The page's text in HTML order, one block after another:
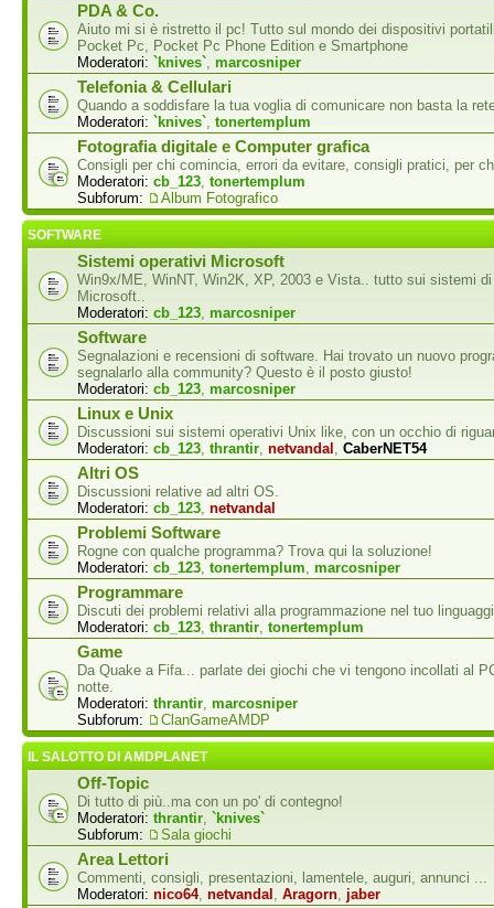
PDA & Co.
Aiuto mi si è ristretto il pc! Tutto sul mondo dei dispositivi
Pocket Pc, Pocket Pc Phone Edition e Smartphone
Moderatori: `knives`, marcosniper
Telefonia & Cellulari
Quando a soddisfare la tua voglia di comunicare non basta la
Moderatori: `knives`, tonertemplum
Fotografia digitale e Computer grafica
Consigli per chi comincia, errori da evitare, consigli pratici, per
Moderatori: cb_123, tonertemplum
Subforum:
Album Fotografico
SOFTWARE
Sistemi operativi Microsoft
Win9x/ME, WinNT, Win2K, XP, 2003 e Vista.. tutto sui sistemi
Microsoft..
Moderatori: cb_123, marcosniper
Software
Segnalazioni e recensioni di software. Hai trovato un nuovo
segnalarlo alla community? Questo è il posto giusto!
Moderatori: cb_123, marcosniper
Linux e Unix
Discussioni sui sistemi operativi Unix like, con un occhio di
Moderatori: cb_123, thrantir, netvandal , CaberNET54
Altri OS
Discussioni relative ad altri OS.
Moderatori: cb_123, netvandal
Problemi Software
Rogne con qualche programma? Trova qui la soluzione!
Moderatori: cb_123, tonertemplum, marcosniper
Programmare
Discuti dei problemi relativi alla programmazione nel tuo
Moderatori: cb_123, thrantir, tonertemplum
Game
Da Quake a Fifa... parlate dei giochi che vi tengono incollati al
notte.
Moderatori: thrantir, marcosniper
Subforum:
ClanGameAMDP
IL SALOTTO DI AMDPLANET
Off-Topic
Di tutto di più..ma con un po' di contegno!
Moderatori: thrantir, `knives`
Subforum:
Sala giochi
Area Lettori
Commenti, consigli, presentazioni, lamentele, auguri, annunci ...
Moderatori: nico64, netvandal , Aragorn, jaber